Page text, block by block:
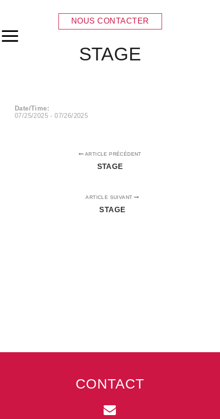
Menu principal
NOUS CONTACTER
STAGE
Date/Time:
07/25/2025 - 07/26/2025
ARTICLE PRÉCÉDENT
STAGE
ARTICLE SUIVANT
STAGE
CONTACT